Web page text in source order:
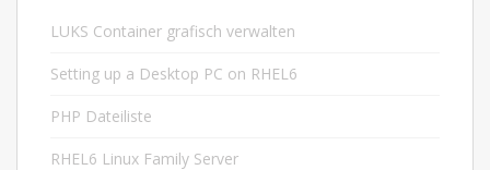
LUKS Container grafisch verwalten
Setting up a Desktop PC on RHEL6
PHP Dateiliste
RHEL6 Linux Family Server